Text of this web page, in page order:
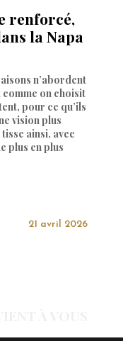
renforcé,
la Napa
n’abordent
on choisit
pour ce qu’ils
vision plus
ainsi, avec
plus en plus
21 avril 2026